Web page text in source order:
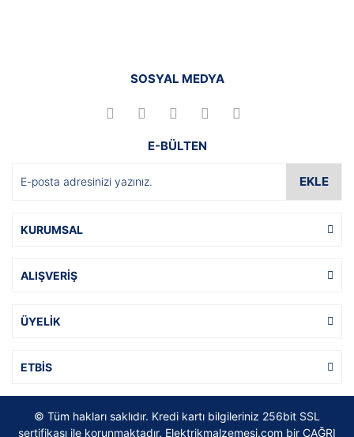
SOSYAL MEDYA
E-BÜLTEN
EKLE
KURUMSAL
ALIŞVERİŞ
ÜYELİK
ETBİS
© Tüm hakları saklıdır. Kredi kartı bilgileriniz 256bit SSL
sertifikası ile korunmaktadır. Elektrikmalzemesi.com bir ÇAĞRI